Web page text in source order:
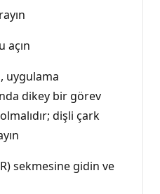
açın
uygulama
dikey bir görev
dişli çark
sekmesine gidin ve